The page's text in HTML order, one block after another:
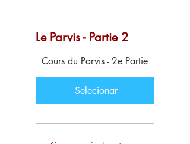
Le Parvis - Partie 2
Cours du Parvis - 2e Partie
Selecionar